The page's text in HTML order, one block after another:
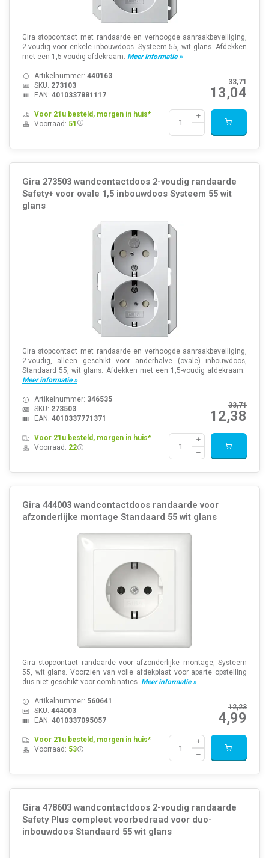
Gira stopcontact met randaarde en verhoogde aanraakbeveiliging,
2-voudig voor enkele inbouwdoos. Systeem 55, wit glans. Afdekken
met een 1,5-voudig afdekraam. Meer informatie »
33,71
13,04
Artikelnummer: 440163
SKU: 273103
EAN: 4010337881117
Voor 21u besteld, morgen in huis*
Voorraad: 51
Gira 273503 wandcontactdoos 2-voudig randaarde
Safety+ voor ovale 1,5 inbouwdoos Systeem 55 wit
glans
Gira stopcontact met randaarde en verhoogde aanraakbeveiliging,
2-voudig, alleen geschikt voor anderhalve (ovale) inbouwdoos,
Standaard 55, wit glans. Afdekken met een 1,5-voudig afdekraam.
Meer informatie »
33,71
12,38
Artikelnummer: 346535
SKU: 273503
EAN: 4010337771371
Voor 21u besteld, morgen in huis*
Voorraad: 22
Gira 444003 wandcontactdoos randaarde voor
afzonderlijke montage Standaard 55 wit glans
Gira stopcontact randaarde voor afzonderlijke montage, Systeem
55, wit glans. Voorzien van volle afdekplaat voor aparte opstelling
dus niet geschikt voor combinaties. Meer informatie »
12,23
4,99
Artikelnummer: 560641
SKU: 444003
EAN: 4010337095057
Voor 21u besteld, morgen in huis*
Voorraad: 53
Gira 478603 wandcontactdoos 2-voudig randaarde
Safety Plus compleet voorbedraad voor duo-
inbouwdoos Standaard 55 wit glans